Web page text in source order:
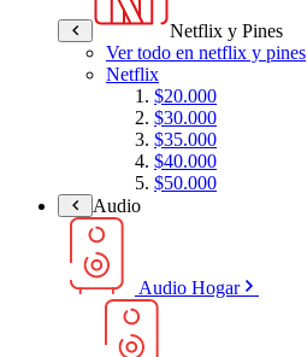
Netflix y Pines
Ver todo en netflix y pines
Netflix
$20.000
$30.000
$35.000
$40.000
$50.000
Audio
Audio Hogar